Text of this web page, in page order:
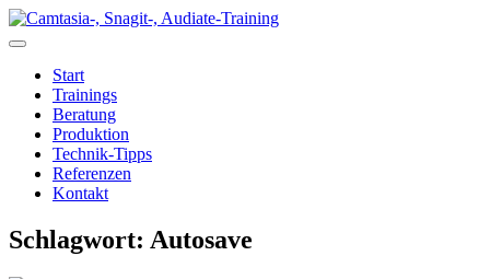
Zum
Inhalt
Start
Trainings
Beratung
Produktion
Technik-Tipps
Referenzen
Kontakt
Schlagwort: Autosave